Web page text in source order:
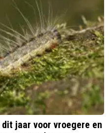
jaar voor vroegere en